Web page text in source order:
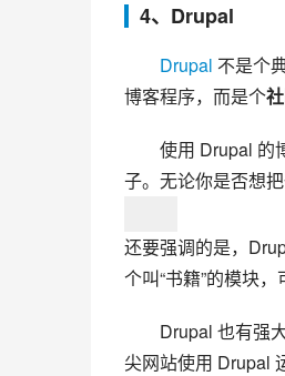
4、Drupal
Drupal 不是个
博客程序，而是个
使用 Drupal 的
子。无论你是否想
还要强调的是，
个叫“书籍”的模块
Drupal 也有强
尖网站使用 Drupal